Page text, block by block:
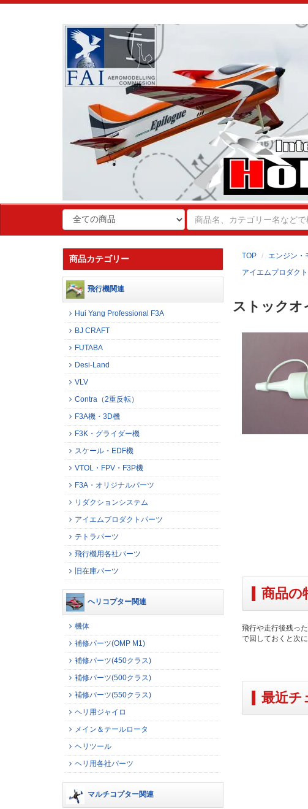
TOP エンジン・
アイエムプロダクト
ストックオ
商品の
飛行や走行後残っ
で回しておくと次
最近チ
商品カテゴリー
飛行機関連
Hui Yang Professional F3A
BJ CRAFT
FUTABA
Desi-Land
VLV
Contra（2重反転）
F3A機・3D機
F3K・グライダー機
スケール・EDF機
VTOL・FPV・F3P機
F3A・オリジナルパーツ
リダクションシステム
アイエムプロダクトパーツ
テトラパーツ
飛行機用各社パーツ
旧在庫パーツ
ヘリコプター関連
機体
補修パーツ(OMP M1)
補修パーツ(450クラス)
補修パーツ(500クラス)
補修パーツ(550クラス)
ヘリ用ジャイロ
メイン＆テールロータ
ヘリツール
ヘリ用各社パーツ
マルチコプター関連